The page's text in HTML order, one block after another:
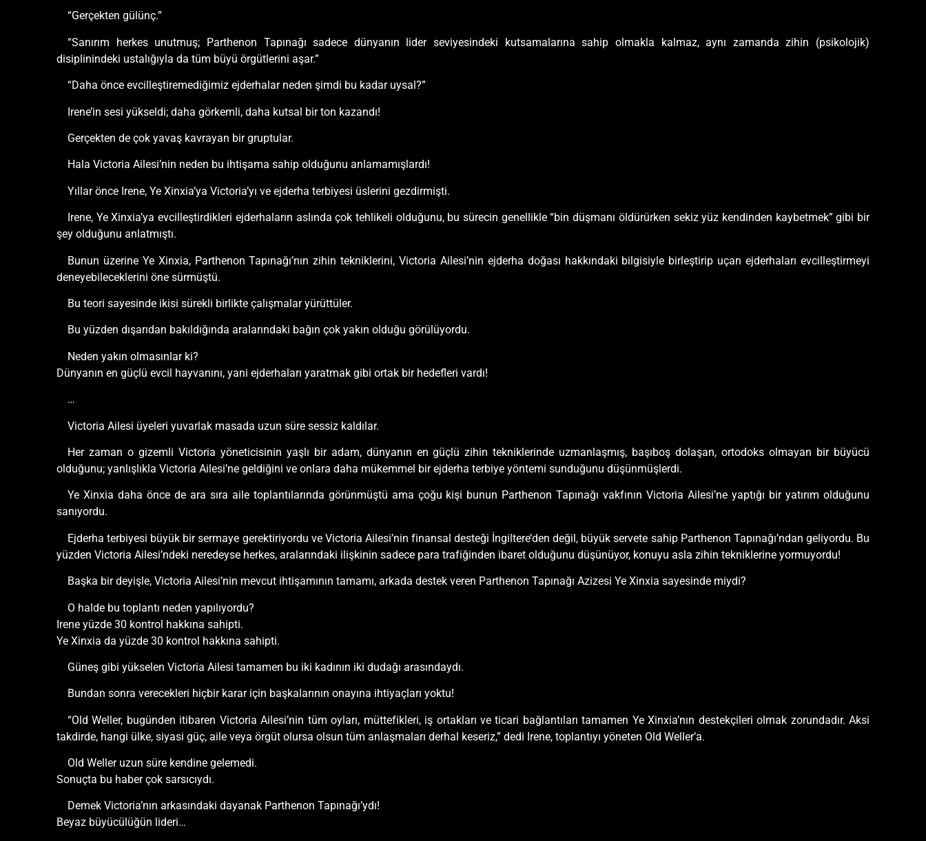
“Gerçekten gülünç.”
“Sanırım herkes unutmuş; Parthenon Tapınağı sadece dünyanın lider seviyesindeki kutsamalarına sahip olmakla kalmaz, aynı zamanda zihin (psikolojik)
disiplinindeki ustalığıyla da tüm büyü örgütlerini aşar.”
“Daha önce evcilleştiremediğimiz ejderhalar neden şimdi bu kadar uysal?”
Irene’in sesi yükseldi; daha görkemli, daha kutsal bir ton kazandı!
Gerçekten de çok yavaş kavrayan bir gruptular.
Hala Victoria Ailesi’nin neden bu ihtişama sahip olduğunu anlamamışlardı!
Yıllar önce Irene, Ye Xinxia’ya Victoria’yı ve ejderha terbiyesi üslerini gezdirmişti.
Irene, Ye Xinxia’ya evcilleştirdikleri ejderhaların aslında çok tehlikeli olduğunu, bu sürecin genellikle “bin düşmanı öldürürken sekiz yüz kendinden kaybetmek” gibi bir
şey olduğunu anlatmıştı.
Bunun üzerine Ye Xinxia, Parthenon Tapınağı’nın zihin tekniklerini, Victoria Ailesi’nin ejderha doğası hakkındaki bilgisiyle birleştirip uçan ejderhaları evcilleştirmeyi
deneyebileceklerini öne sürmüştü.
Bu teori sayesinde ikisi sürekli birlikte çalışmalar yürüttüler.
Bu yüzden dışarıdan bakıldığında aralarındaki bağın çok yakın olduğu görülüyordu.
Neden yakın olmasınlar ki?
Dünyanın en güçlü evcil hayvanını, yani ejderhaları yaratmak gibi ortak bir hedefleri vardı!
…
Victoria Ailesi üyeleri yuvarlak masada uzun süre sessiz kaldılar.
Her zaman o gizemli Victoria yöneticisinin yaşlı bir adam, dünyanın en güçlü zihin tekniklerinde uzmanlaşmış, başıboş dolaşan, ortodoks olmayan bir büyücü
olduğunu; yanlışlıkla Victoria Ailesi’ne geldiğini ve onlara daha mükemmel bir ejderha terbiye yöntemi sunduğunu düşünmüşlerdi.
Ye Xinxia daha önce de ara sıra aile toplantılarında görünmüştü ama çoğu kişi bunun Parthenon Tapınağı vakfının Victoria Ailesi’ne yaptığı bir yatırım olduğunu
sanıyordu.
Ejderha terbiyesi büyük bir sermaye gerektiriyordu ve Victoria Ailesi’nin finansal desteği İngiltere’den değil, büyük servete sahip Parthenon Tapınağı’ndan geliyordu. Bu
yüzden Victoria Ailesi’ndeki neredeyse herkes, aralarındaki ilişkinin sadece para trafiğinden ibaret olduğunu düşünüyor, konuyu asla zihin tekniklerine yormuyordu!
Başka bir deyişle, Victoria Ailesi’nin mevcut ihtişamının tamamı, arkada destek veren Parthenon Tapınağı Azizesi Ye Xinxia sayesinde miydi?
O halde bu toplantı neden yapılıyordu?
Irene yüzde 30 kontrol hakkına sahipti.
Ye Xinxia da yüzde 30 kontrol hakkına sahipti.
Güneş gibi yükselen Victoria Ailesi tamamen bu iki kadının iki dudağı arasındaydı.
Bundan sonra verecekleri hiçbir karar için başkalarının onayına ihtiyaçları yoktu!
“Old Weller, bugünden itibaren Victoria Ailesi’nin tüm oyları, müttefikleri, iş ortakları ve ticari bağlantıları tamamen Ye Xinxia’nın destekçileri olmak zorundadır. Aksi
takdirde, hangi ülke, siyasi güç, aile veya örgüt olursa olsun tüm anlaşmaları derhal keseriz,” dedi Irene, toplantıyı yöneten Old Weller’a.
Old Weller uzun süre kendine gelemedi.
Sonuçta bu haber çok sarsıcıydı.
Demek Victoria’nın arkasındaki dayanak Parthenon Tapınağı’ydı!
Beyaz büyücülüğün lideri…